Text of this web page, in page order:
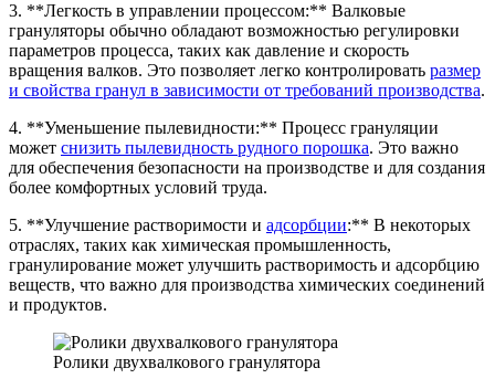
3. **Легкость в управлении процессом:** Валковые
грануляторы обычно обладают возможностью регулировки
параметров процесса, таких как давление и скорость
вращения валков. Это позволяет легко контролировать размер
и свойства гранул в зависимости от требований производства.
4. **Уменьшение пылевидности:** Процесс грануляции
может снизить пылевидность рудного порошка. Это важно
для обеспечения безопасности на производстве и для создания
более комфортных условий труда.
5. **Улучшение растворимости и адсорбции:** В некоторых
отраслях, таких как химическая промышленность,
гранулирование может улучшить растворимость и адсорбцию
веществ, что важно для производства химических соединений
и продуктов.
Ролики двухвалкового гранулятора